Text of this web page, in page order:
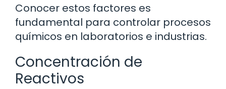
Conocer estos factores es
fundamental para controlar procesos
químicos en laboratorios e industrias.
Concentración de
Reactivos